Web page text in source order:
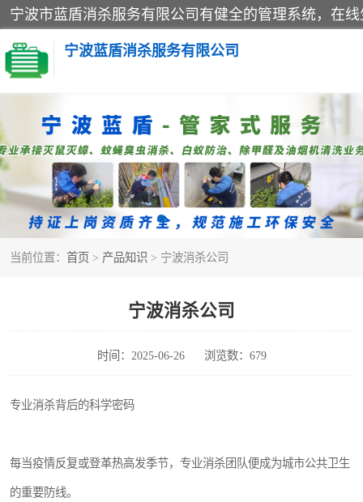
宁波蓝盾消杀服务有限公司
当前位置： 首页 > 产品知识 > 宁波消杀公司
宁波消杀公司
时间：2025-06-26 浏览数：679
专业消杀背后的科学密码
每当疫情反复或登革热高发季节，专业消杀团队便成为城市公共卫生
的重要防线。
灭白蚁